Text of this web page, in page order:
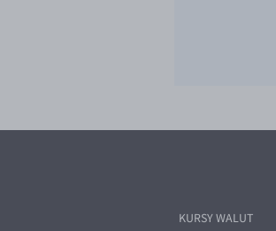
KURSY WALUT